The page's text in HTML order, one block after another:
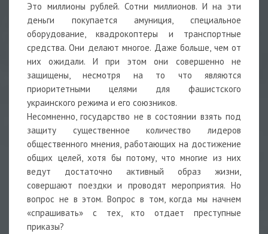
Это миллионы рублей. Сотни миллионов. И на эти
деньги покупается амуниция, специальное
оборудование, квадрокоптеры и транспортные
средства. Они делают многое. Даже больше, чем от
них ожидали. И при этом они совершенно не
защищены, несмотря на то что являются
приоритетными целями для фашистского
украинского режима и его союзников.
Несомненно, государство не в состоянии взять под
защиту существенное количество лидеров
общественного мнения, работающих на достижение
общих целей, хотя бы потому, что многие из них
ведут достаточно активный образ жизни,
совершают поездки и проводят мероприятия. Но
вопрос не в этом. Вопрос в том, когда мы начнем
«спрашивать» с тех, кто отдает преступные
приказы?